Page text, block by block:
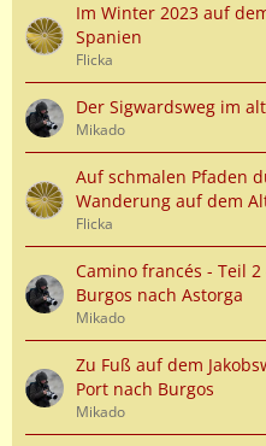
Im Winter 2023 auf
Spanien
Flicka
Der Sigwardsweg im
Mikado
Auf schmalen Pfaden
Wanderung auf dem
Flicka
Camino francés - Teil
Burgos nach Astorga
Mikado
Zu Fuß auf dem
Port nach Burgos
Mikado